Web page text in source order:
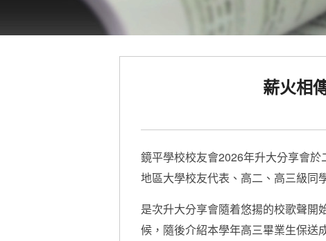
薪火相
鏡平學校校友會2026年升大分享會
地區大學校友代表、高二、高三級同
是次升大分享會隨着悠揚的校歌聲開
候，隨後介紹本學年高三畢業生保送